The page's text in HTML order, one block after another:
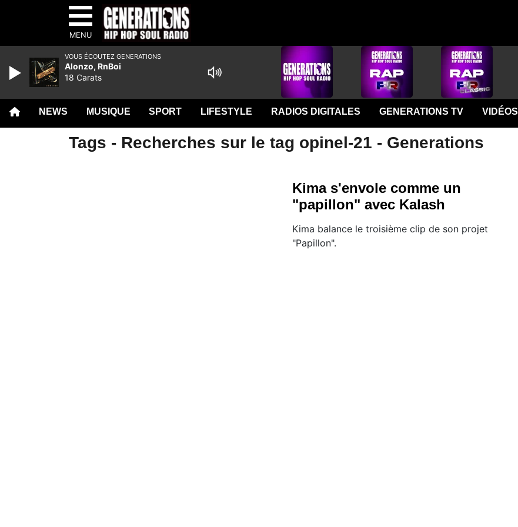
MENU
NEWS MUSIQUE SPORT LIFESTYLE RADIOS DIGITALES GENERATIONS TV VIDÉOS
Tags - Recherches sur le tag opinel-21 - Generations
Kima s'envole comme un
"papillon" avec Kalash
Kima balance le troisième clip de son projet
"Papillon".
VOUS ÉCOUTEZ GENERATIONS
Alonzo, RnBoi
18 Carats